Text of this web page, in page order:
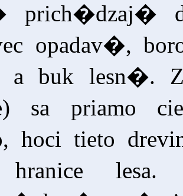
prich�dzaj�
opadav�,
a buk lesn�.
sa priamo
hoci tieto
hranice